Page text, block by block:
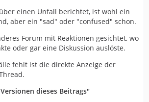
einen Unfall berichtet, ist wohl ein
aber ein "sad" oder "confused" schon.
Forum mit Reaktionen gesichtet, wo
oder gar eine Diskussion auslöste.
fehlt ist die direkte Anzeige der
dieses Beitrags"